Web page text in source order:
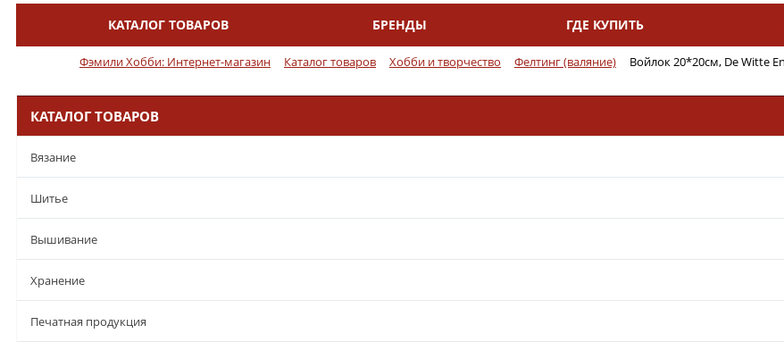
КАТАЛОГ ТОВАРОВ БРЕНДЫ ГДЕ КУПИТЬ
Фэмили Хобби: Интернет-магазин Каталог товаров Хобби и творчество Фелтинг (валяние) Войлок 20*20см, De Witte
КАТАЛОГ ТОВАРОВ
Вязание
Шитье
Вышивание
Хранение
Печатная продукция